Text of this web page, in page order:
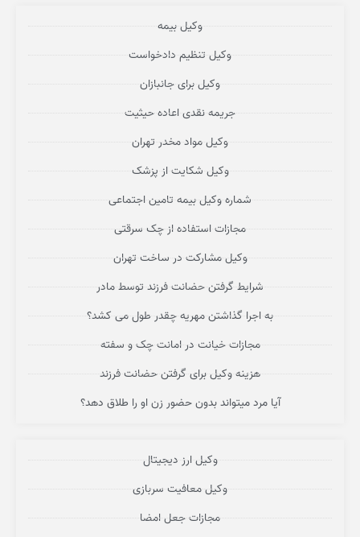
وکیل بیمه
وکیل تنظیم دادخواست
وکیل برای جانبازان
جریمه نقدی اعاده حیثیت
وکیل مواد مخدر تهران
وکیل شکایت از پزشک
شماره وکیل بیمه تامین اجتماعی
مجازات استفاده از چک سرقتی
وکیل مشارکت در ساخت تهران
شرایط گرفتن حضانت فرزند توسط مادر
به اجرا گذاشتن مهریه چقدر طول می کشد؟
مجازات خیانت در امانت چک و سفته
هزینه وکیل برای گرفتن حضانت فرزند
آیا مرد میتواند بدون حضور زن او را طلاق دهد؟
وکیل ارز دیجیتال
وکیل معافیت سربازی
مجازات جعل امضا